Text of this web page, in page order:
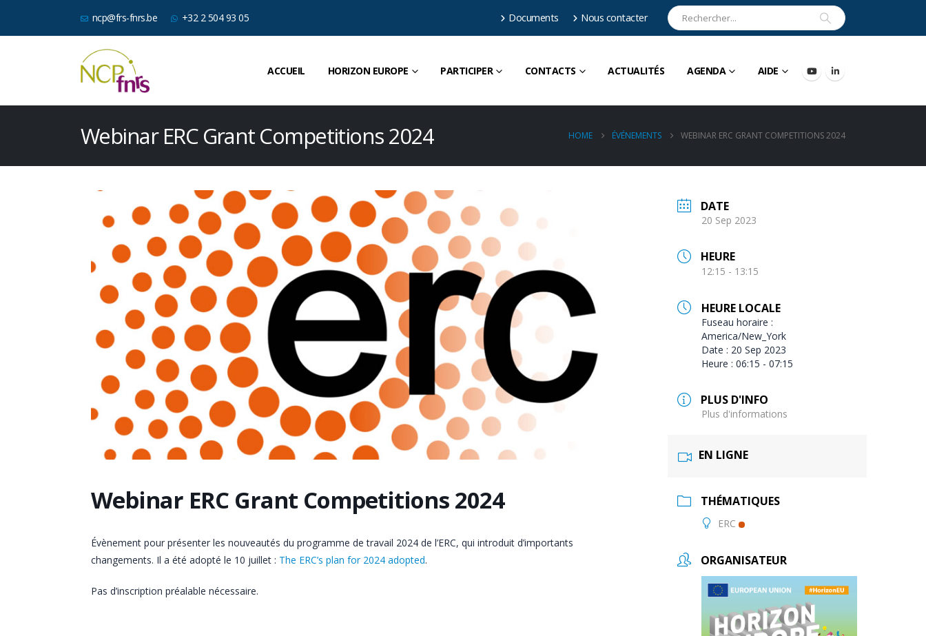
ncp@frs-fnrs.be +32 2 504 93 05 Documents Nous contacter
ACCUEIL HORIZON EUROPE PARTICIPER CONTACTS ACTUALITÉS AGENDA AIDE
Webinar ERC Grant Competitions 2024 HOME ÉVÉNEMENTS WEBINAR ERC GRANT COMPETITIONS 2024
Webinar ERC Grant Competitions 2024
Évènement pour présenter les nouveautés du programme de travail 2024 de l’ERC, qui introduit d’importants
changements. Il a été adopté le 10 juillet : The ERC’s plan for 2024 adopted.
Pas d’inscription préalable nécessaire.
DATE
20 Sep 2023
HEURE
12:15 - 13:15
HEURE LOCALE
Fuseau horaire :
America/New_York
Date : 20 Sep 2023
Heure :06:15 - 07:15
PLUS D'INFO
Plus d'informations
EN LIGNE
THÉMATIQUES
ERC
ORGANISATEUR